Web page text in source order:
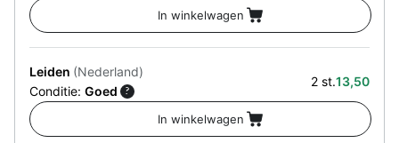
Leiden (Nederland)
Conditie: Goed ?
2 st.13,50